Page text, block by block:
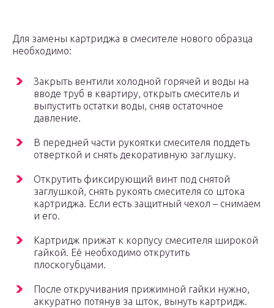
Для замены картриджа в смесителе нового образца
необходимо:
Закрыть вентили холодной горячей и воды на
вводе труб в квартиру, открыть смеситель и
выпустить остатки воды, сняв остаточное
давление.
В передней части рукоятки смесителя поддеть
отверткой и снять декоративную заглушку.
Открутить фиксирующий винт под снятой
заглушкой, снять рукоять смесителя со штока
картриджа. Если есть защитный чехол – снимаем
и его.
Картридж прижат к корпусу смесителя широкой
гайкой. Её необходимо открутить
плоскогубцами.
После откручивания прижимной гайки нужно,
аккуратно потянув за шток, вынуть картридж.